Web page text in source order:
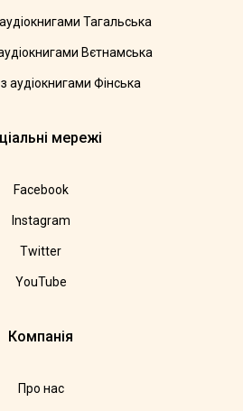
Тагальська
Вєтнамська
аудіокнигами Фінська
мережі
Facebook
Instagram
Twitter
YouTube
Компанія
Про нас